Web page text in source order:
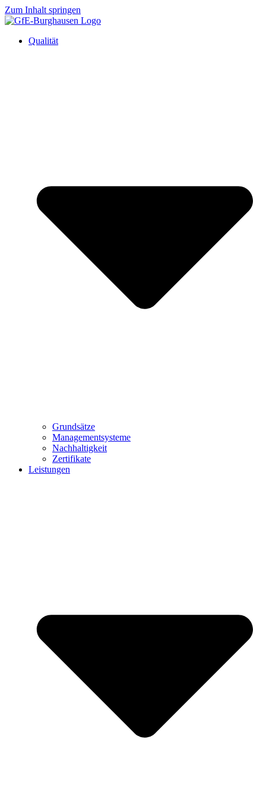
Zum Inhalt springen
Qualität
Grundsätze
Managementsysteme
Nachhaltigkeit
Zertifikate
Leistungen